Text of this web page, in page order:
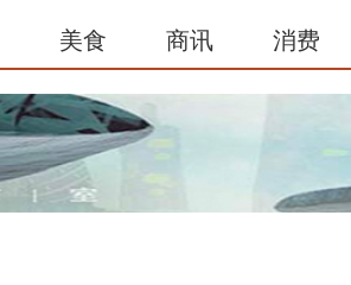
美食 商讯 消费